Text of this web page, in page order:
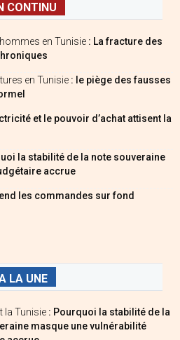
CONTINU
en Tunisie : La fracture des
en Tunisie : le piège des fausses
et le pouvoir d’achat attisent la
la stabilité de la note souveraine
accrue
les commandes sur fond
LA UNE
la Tunisie : Pourquoi la stabilité de la
masque une vulnérabilité